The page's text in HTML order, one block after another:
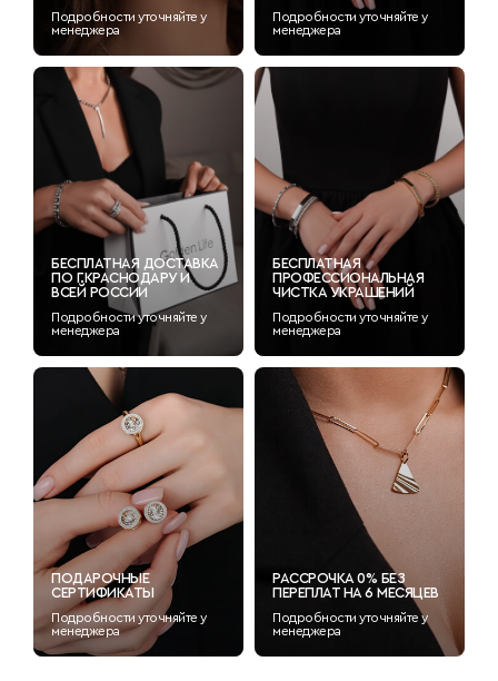
Подробности уточняйте у
менеджера
Подробности уточняйте у
менеджера
БЕСПЛАТНАЯ ДОСТАВКА
ПО Г.КРАСНОДАРУ И
ВСЕЙ РОССИИ
Подробности уточняйте у
менеджера
БЕСПЛАТНАЯ
ПРОФЕССИОНАЛЬНАЯ
ЧИСТКА УКРАШЕНИЙ
Подробности уточняйте у
менеджера
ПОДАРОЧНЫЕ
СЕРТИФИКАТЫ
Подробности уточняйте у
менеджера
РАССРОЧКА 0% БЕЗ
ПЕРЕПЛАТ НА 6 МЕСЯЦЕВ
Подробности уточняйте у
менеджера